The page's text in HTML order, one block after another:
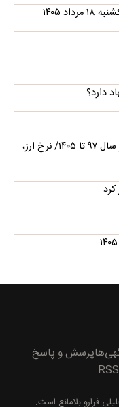
۱۴۰۵
دارد؟
روایت آماری مسعود نیلی از زندگی ایرانیان از سال ۹۷ تا ۱۴۰۵/ نرخ ارز،
پرسش و پاسخ
RSS
فرارو بلامانع است.